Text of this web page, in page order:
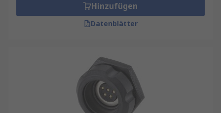
Hinzufügen
Datenblätter